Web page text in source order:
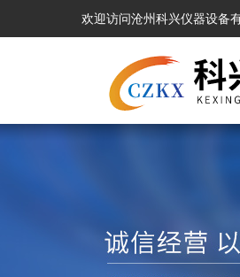
欢迎访问沧州科兴仪器设备